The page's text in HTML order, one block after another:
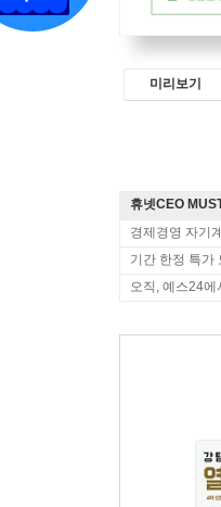
미리보기
휴넷CEO
경제경영 자기
기간 한정 특가
오직, 예스24에